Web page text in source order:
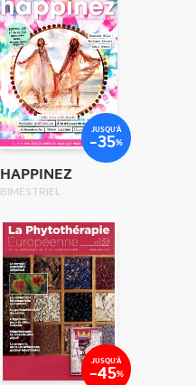
JUSQU'À
-35%
HAPPINEZ
BIMESTRIEL
JUSQU'À
-45%